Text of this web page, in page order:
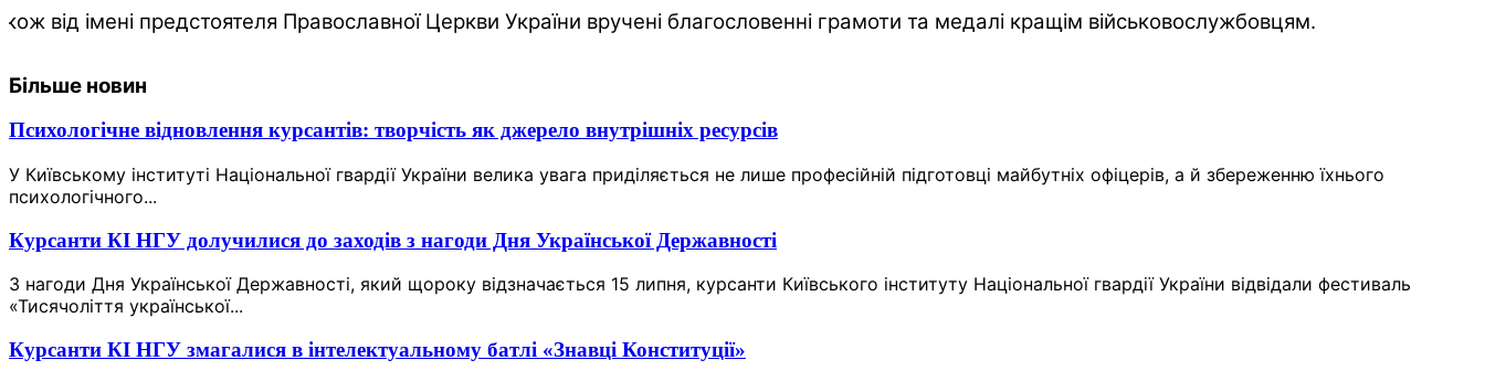
від імені предстоятеля Православної Церкви України вручені благословенні грамоти та медалі кращім військовослужбовцям.
Більше новин
Психологічне відновлення курсантів: творчість як джерело внутрішніх ресурсів
У Київському інституті Національної гвардії України велика увага приділяється не лише професійній підготовці майбутніх офіцерів, а й збереженню їхнього
психологічного...
Курсанти КІ НГУ долучилися до заходів з нагоди Дня Української Державності
З нагоди Дня Української Державності, який щороку відзначається 15 липня, курсанти Київського інституту Національної гвардії України відвідали фестиваль
«Тисячоліття української...
Курсанти КІ НГУ змагалися в інтелектуальному батлі «Знавці Конституції»